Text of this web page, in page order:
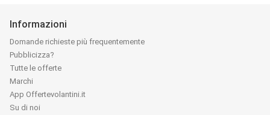
Informazioni
Domande richieste più frequentemente
Pubblicizza?
Tutte le offerte
Marchi
App Offertevolantini.it
Su di noi